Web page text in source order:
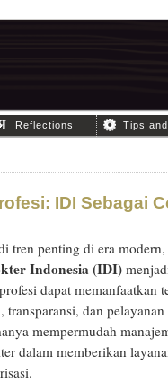
Reflections Tips
IDI Sebagai
tren penting di era
Indonesia (IDI)
dapat memanfaatkan
dan pelayanan
mempermudah
dalam memberikan